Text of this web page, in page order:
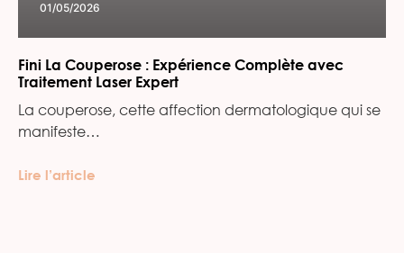
01/05/2026
Fini La Couperose : Expérience Complète avec
Traitement Laser Expert
La couperose, cette affection dermatologique qui se
manifeste…
Lire l’article